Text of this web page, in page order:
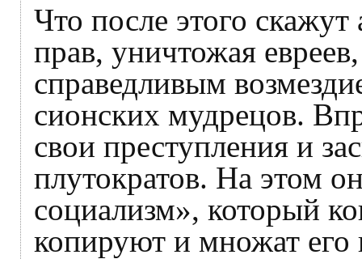
Что после этого
прав, уничтожая
справедливым
сионских мудрецов.
свои преступления и
плутократов. На этом
социализм», который
копируют и множат его